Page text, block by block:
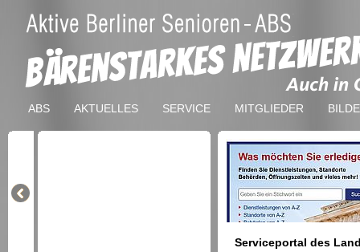
ABS AKTUELLES SERVICE MITGLIEDER
Serviceportal des